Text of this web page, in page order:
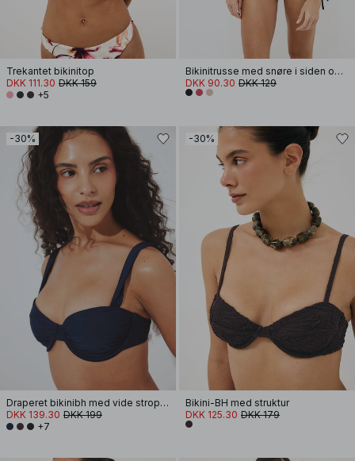
Trekantet bikinitop
DKK 111.30 DKK 159
+5
Bikinitrusse med snøre i siden og bindebånd
DKK 90.30 DKK 129
-30%
Draperet bikinibh med vide stropper
DKK 139.30 DKK 199
+7
-30%
Bikini-BH med struktur
DKK 125.30 DKK 179